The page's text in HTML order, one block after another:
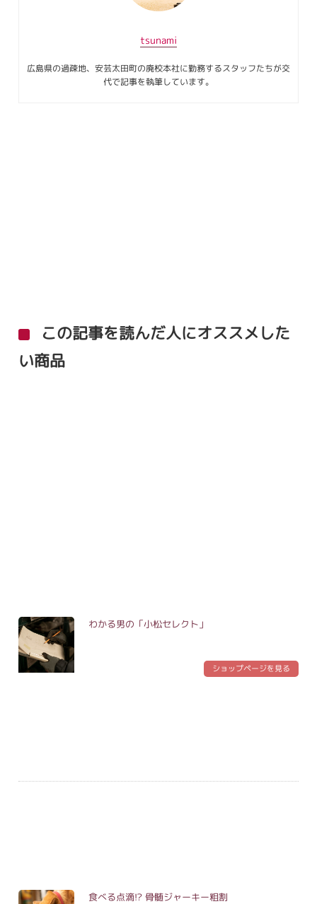
tsunami
広島県の過疎地、安芸太田町の廃校本社に勤務するスタッフたちが交
代で記事を執筆しています。
この記事を読んだ人にオススメした
い商品
わかる男の「小松セレクト」
ショップページを見る
食べる点滴!? 骨髄ジャーキー粗割